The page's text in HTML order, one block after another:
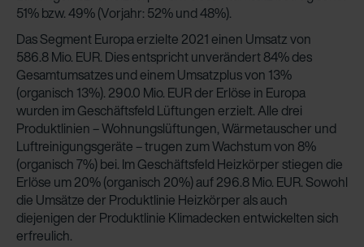
51% bzw. 49% (Vorjahr: 52% und 48%).
Das Segment Europa erzielte 2021 einen Umsatz von
586.8 Mio. EUR. Dies entspricht unverändert 84% des
Gesamtumsatzes und einem Umsatzplus von 13%
(organisch 13%). 290.0 Mio. EUR der Erlöse in Europa
wurden im Geschäftsfeld Lüftungen erzielt. Alle drei
Produktlinien – Wohnungslüftungen, Wärmetauscher und
Luftreinigungsgeräte – trugen zum Wachstum von 8%
(organisch 7%) bei. Im Geschäftsfeld Heizkörper stiegen die
Erlöse um 20% (organisch 20%) auf 296.8 Mio. EUR. Sowohl
die Umsätze der Produktlinie Heizkörper als auch
diejenigen der Produktlinie Klimadecken entwickelten sich
erfreulich.